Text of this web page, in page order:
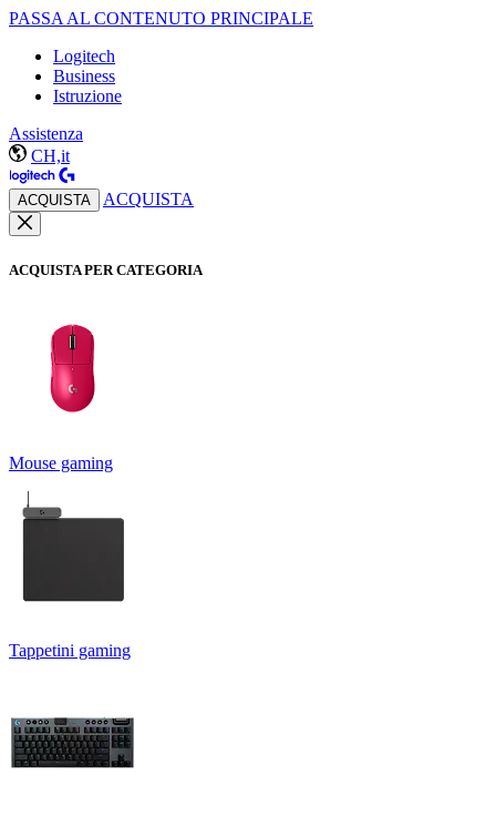
PASSA AL CONTENUTO PRINCIPALE
Logitech
Business
Istruzione
Assistenza
CH,it
ACQUISTA ACQUISTA
ACQUISTA PER CATEGORIA
Mouse gaming
Tappetini gaming